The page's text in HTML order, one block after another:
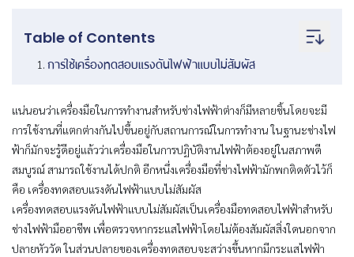
Table of Contents
การใช้เครื่องทดสอบแรงดันไฟฟ้าแบบไม่สัมผัส
แน่นอนว่าเครื่องมือในการทำงานสำหรับช่างไฟฟ้าต่างก็มีหลายชิ้นโดยจะมี
การใช้งานที่แตกต่างกันไปขึ้นอยู่กับสถานการณ์ในการทำงาน ในฐานะช่างไฟ
ฟ้าก็มักจะรู้ดีอยู่แล้วว่าเครื่องมือในการปฏิบัติงานไฟฟ้าต้องอยู่ในสภาพดี
สมบูรณ์ สามารถใช้งานได้ปกติ อีกหนึ่งเครื่องมือที่ช่างไฟฟ้ามักพกติดตัวไว้ก็
คือ เครื่องทดสอบแรงดันไฟฟ้าแบบไม่สัมผัส
เครื่องทดสอบแรงดันไฟฟ้าแบบไม่สัมผัสเป็นเครื่องมือทดสอบไฟฟ้าสำหรับ
ช่างไฟฟ้ามืออาชีพ เพื่อตรวจหากระแสไฟฟ้าโดยไม่ต้องสัมผัสสิ่งใดนอกจาก
ปลายหัววัด ในส่วนปลายของเครื่องทดสอบจะสว่างขึ้นหากมีกระแสไฟฟ้า